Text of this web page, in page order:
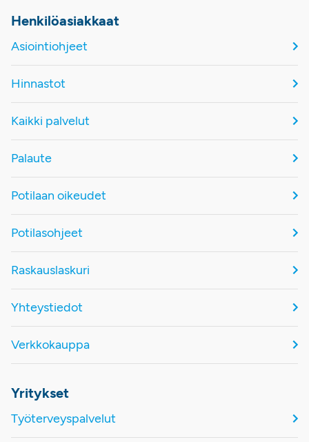
Henkilöasiakkaat
Asiointiohjeet
Hinnastot
Kaikki palvelut
Palaute
Potilaan oikeudet
Potilasohjeet
Raskauslaskuri
Yhteystiedot
Verkkokauppa
Yritykset
Työterveyspalvelut